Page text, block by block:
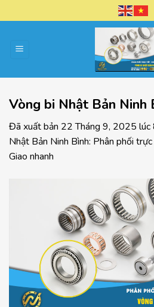
đến
dung
Vòng bi Nhật Bản Ninh
Đã xuất bản 22 Tháng 9, 2025 lúc
Nhật Bản Ninh Bình: Phân phối
Giao nhanh